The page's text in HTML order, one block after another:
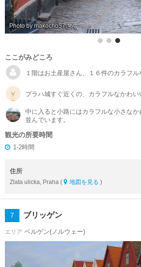
Photo by makocho57
ここがみどころ
１階はお土産屋さん、１６件のカラフル
プラハ城すぐ近くの、カラフルなかわい
中に入ると小路にはカラフルな小さな
並んでいます。
観光の所要時間
1-2時間
住所
Zlata ulicka, Praha ( 地図を見る )
7 ブリッゲン
エリア ベルゲン(ノルウェー)